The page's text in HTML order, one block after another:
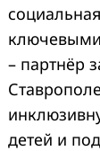
ключевыми
– партнёр
детей и